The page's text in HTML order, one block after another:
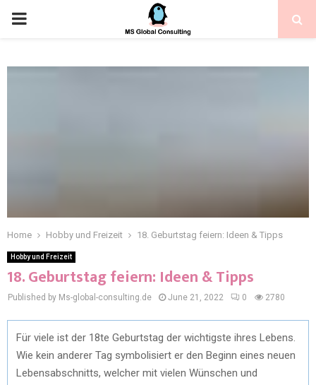
Home Hobby und Freizeit 18. Geburtstag feiern: Ideen & Tipps
Hobby und Freizeit
18. Geburtstag feiern: Ideen & Tipps
Published by Ms-global-consulting.de June 21, 2022 0 2780
Für viele ist der 18te Geburtstag der wichtigste ihres Lebens.
Wie kein anderer Tag symbolisiert er den Beginn eines neuen
Lebensabschnitts, welcher mit vielen Wünschen und